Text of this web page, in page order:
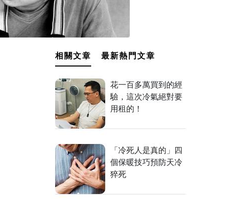
相關文章 最新熱門文章
花一百多萬買到的經
驗，這次冷氣絕對要
用租的！
「冷死人是真的」四
個保暖技巧預防天冷
猝死